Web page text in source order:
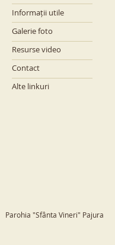
Informații utile
Galerie foto
Resurse video
Contact
Alte linkuri
Parohia "Sfânta Vineri" Pajura